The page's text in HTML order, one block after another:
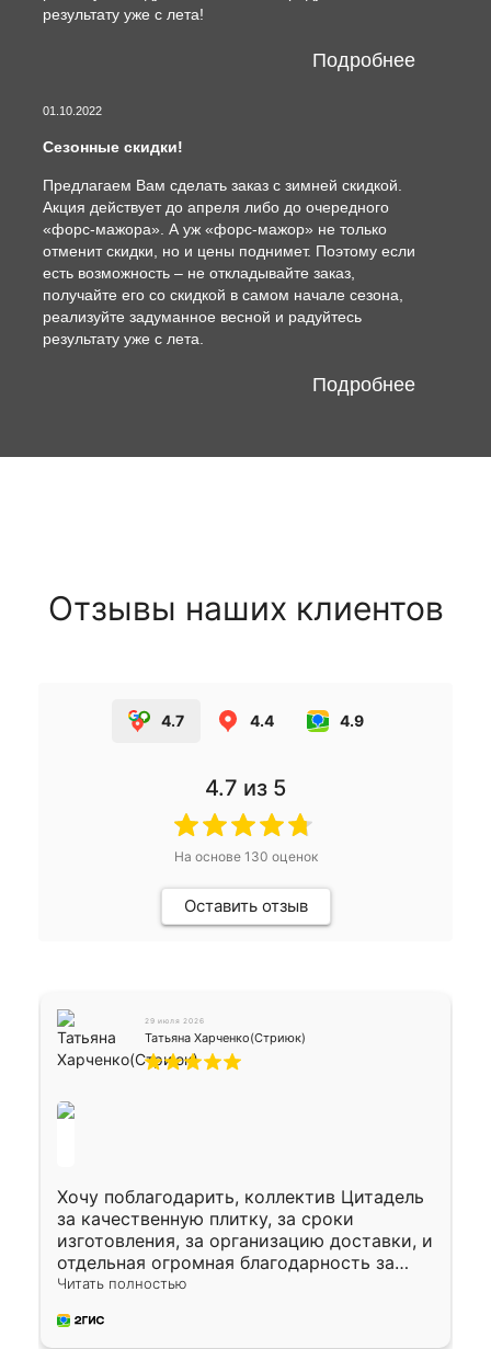
результату уже с лета!
Подробнее
01.10.2022
Сезонные скидки!
Предлагаем Вам сделать заказ с зимней скидкой.
Акция действует до апреля либо до очередного
«форс-мажора». А уж «форс-мажор» не только
отменит скидки, но и цены поднимет. Поэтому если
есть возможность – не откладывайте заказ,
получайте его со скидкой в самом начале сезона,
реализуйте задуманное весной и радуйтесь
результату уже с лета.
Подробнее
Отзывы наших клиентов
4.7 4.4 4.9
4.7 из 5
На основе 130 оценок
Оставить отзыв
29 июля 2026
Татьяна Харченко(Стриюк)
Хочу поблагодарить, коллектив Цитадель
за качественную плитку, за сроки
изготовления, за организацию доставки, и
отдельная огромная благодарность за
укладку плитки Оганесу, за два дня 70 кв,
Читать полностью